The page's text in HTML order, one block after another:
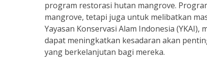
program restorasi hutan mangrove.
mangrove, tetapi juga untuk melibatkan
Yayasan Konservasi Alam Indonesia
dapat meningkatkan kesadaran akan
yang berkelanjutan bagi mereka.